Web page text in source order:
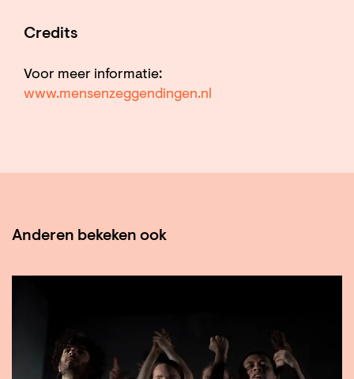
Credits
Voor meer informatie:
www.mensenzeggendingen.nl
Anderen bekeken ook